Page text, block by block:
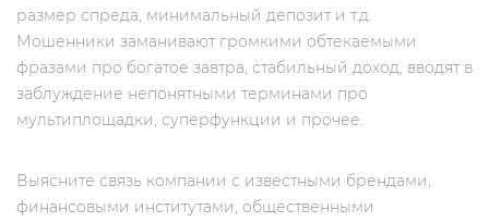
размер спреда, минимальный депозит и т.д.
Мошенники заманивают громкими обтекаемыми
фразами про богатое завтра, стабильный доход, вводят в
заблуждение непонятными терминами про
мультиплощадки, суперфункции и прочее.
Выясните связь компании с известными брендами,
финансовыми институтами, общественными